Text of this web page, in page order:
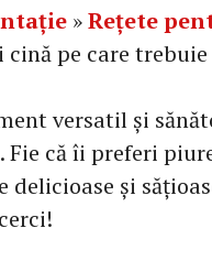
»Rețete
pe care
versatil și
Fie că îi preferi
delicioase și